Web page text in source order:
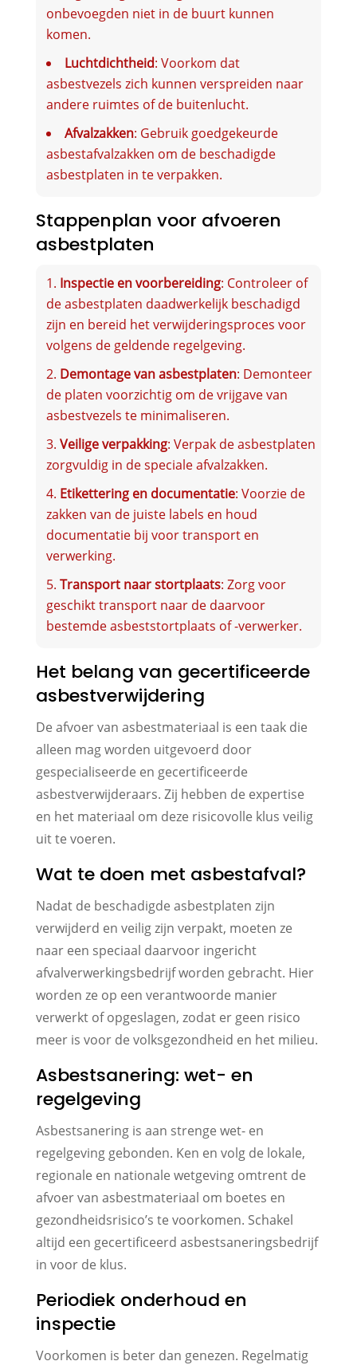
onbevoegden niet in de buurt kunnen
komen.
Luchtdichtheid: Voorkom dat
asbestvezels zich kunnen verspreiden naar
andere ruimtes of de buitenlucht.
Afvalzakken: Gebruik goedgekeurde
asbestafvalzakken om de beschadigde
asbestplaten in te verpakken.
Stappenplan voor afvoeren
asbestplaten
Inspectie en voorbereiding: Controleer of
de asbestplaten daadwerkelijk beschadigd
zijn en bereid het verwijderingsproces voor
volgens de geldende regelgeving.
Demontage van asbestplaten: Demonteer
de platen voorzichtig om de vrijgave van
asbestvezels te minimaliseren.
Veilige verpakking: Verpak de asbestplaten
zorgvuldig in de speciale afvalzakken.
Etikettering en documentatie: Voorzie de
zakken van de juiste labels en houd
documentatie bij voor transport en
verwerking.
Transport naar stortplaats: Zorg voor
geschikt transport naar de daarvoor
bestemde asbeststortplaats of -verwerker.
Het belang van gecertificeerde
asbestverwijdering
De afvoer van asbestmateriaal is een taak die
alleen mag worden uitgevoerd door
gespecialiseerde en gecertificeerde
asbestverwijderaars. Zij hebben de expertise
en het materiaal om deze risicovolle klus veilig
uit te voeren.
Wat te doen met asbestafval?
Nadat de beschadigde asbestplaten zijn
verwijderd en veilig zijn verpakt, moeten ze
naar een speciaal daarvoor ingericht
afvalverwerkingsbedrijf worden gebracht. Hier
worden ze op een verantwoorde manier
verwerkt of opgeslagen, zodat er geen risico
meer is voor de volksgezondheid en het milieu.
Asbestsanering: wet- en
regelgeving
Asbestsanering is aan strenge wet- en
regelgeving gebonden. Ken en volg de lokale,
regionale en nationale wetgeving omtrent de
afvoer van asbestmateriaal om boetes en
gezondheidsrisico’s te voorkomen. Schakel
altijd een gecertificeerd asbestsaneringsbedrijf
in voor de klus.
Periodiek onderhoud en
inspectie
Voorkomen is beter dan genezen. Regelmatig